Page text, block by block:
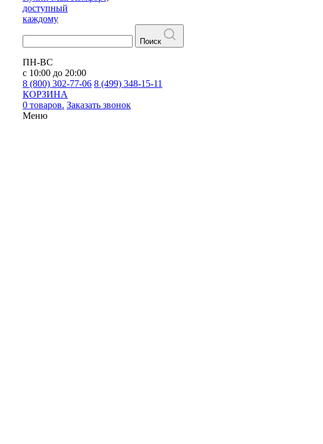
доступный
каждому
Поиск
ПН-ВС
с 10:00 до 20:00
8 (800) 302-77-06 8 (499) 348-15-11
КОРЗИНА
0 товаров. Заказать звонок
Меню